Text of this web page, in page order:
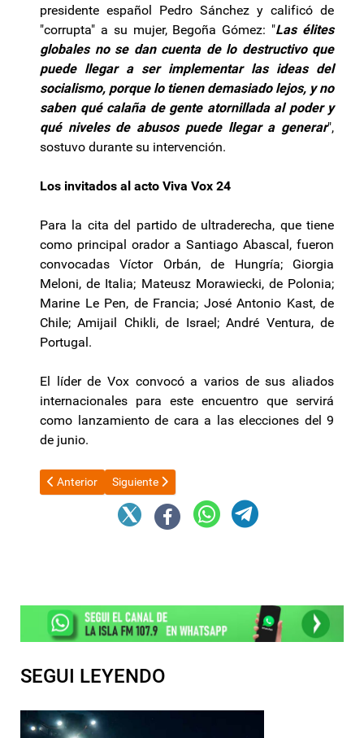
presidente español Pedro Sánchez y calificó de
"corrupta" a su mujer, Begoña Gómez: "Las élites
globales no se dan cuenta de lo destructivo que
puede llegar a ser implementar las ideas del
socialismo, porque lo tienen demasiado lejos, y no
saben qué calaña de gente atornillada al poder y
qué niveles de abusos puede llegar a generar",
sostuvo durante su intervención.
Los invitados al acto Viva Vox 24
Para la cita del partido de ultraderecha, que tiene
como principal orador a Santiago Abascal, fueron
convocadas Víctor Orbán, de Hungría; Giorgia
Meloni, de Italia; Mateusz Morawiecki, de Polonia;
Marine Le Pen, de Francia; José Antonio Kast, de
Chile; Amijail Chikli, de Israel; André Ventura, de
Portugal.
El líder de Vox convocó a varios de sus aliados
internacionales para este encuentro que servirá
como lanzamiento de cara a las elecciones del 9
de junio.
Artículo anterior: Los bancos empiezan a reducir el costo de
Anterior Artículo siguiente: Comedores fantasmas:
Siguiente
SEGUI LEYENDO